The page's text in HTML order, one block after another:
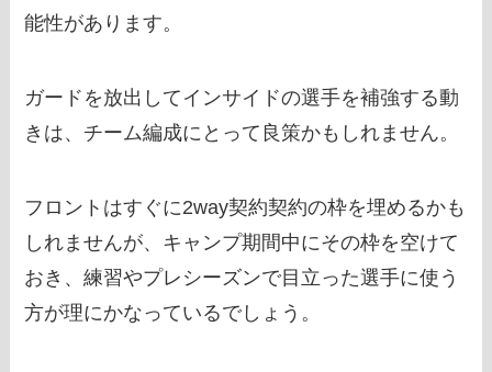
能性があります。
ガードを放出してインサイドの選手を補強する動
きは、チーム編成にとって良策かもしれません。
フロントはすぐに2way契約契約の枠を埋めるかも
しれませんが、キャンプ期間中にその枠を空けて
おき、練習やプレシーズンで目立った選手に使う
方が理にかなっているでしょう。